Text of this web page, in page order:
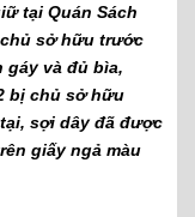
tại Quán Sách
sở hữu trước
gáy và đủ bìa,
bị chủ sở hữu
sợi dây đã được
giấy ngả màu